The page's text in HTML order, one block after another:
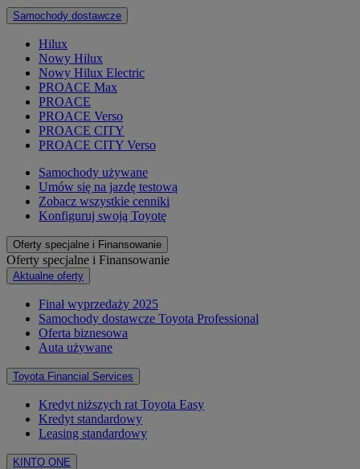
Samochody dostawcze
Hilux
Nowy Hilux
Nowy Hilux Electric
PROACE Max
PROACE
PROACE Verso
PROACE CITY
PROACE CITY Verso
Samochody używane
Umów się na jazdę testową
Zobacz wszystkie cenniki
Konfiguruj swoją Toyotę
Oferty specjalne i Finansowanie
Oferty specjalne i Finansowanie
Aktualne oferty
Finał wyprzedaży 2025
Samochody dostawcze Toyota Professional
Oferta biznesowa
Auta używane
Toyota Financial Services
Kredyt niższych rat Toyota Easy
Kredyt standardowy
Leasing standardowy
KINTO ONE